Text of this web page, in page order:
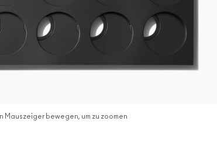
Mauszeiger bewegen, um zu zoomen